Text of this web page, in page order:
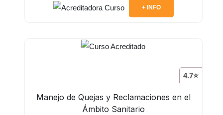
+ INFO
4.7⭐
Manejo de Quejas y Reclamaciones en el
Ámbito Sanitario